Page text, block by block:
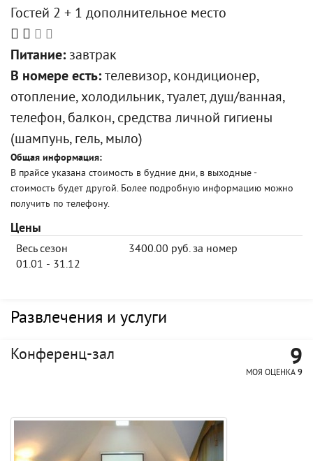
Гостей 2 + 1 дополнительное место
Питание: завтрак
В номере есть: телевизор, кондиционер,
отопление, холодильник, туалет, душ/ванная,
телефон, балкон, средства личной гигиены
(шампунь, гель, мыло)
Общая информация:
В прайсе указана стоимость в будние дни, в выходные -
стоимость будет другой. Более подробную информацию можно
получить по телефону.
Цены
Весь сезон
01.01 - 31.12
3400.00 руб. за номер
Развлечения и услуги
Конференц-зал 9
МОЯ ОЦЕНКА 9